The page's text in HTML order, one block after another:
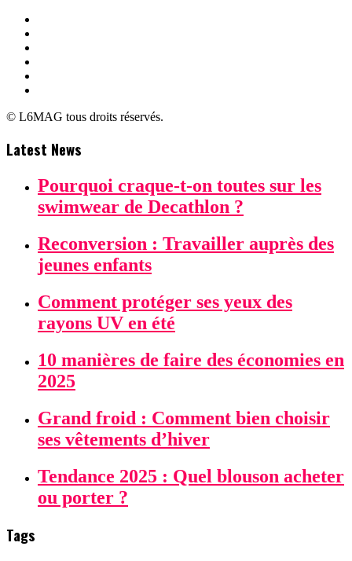
© L6MAG tous droits réservés.
Latest News
Pourquoi craque-t-on toutes sur les
swimwear de Decathlon ?
Reconversion : Travailler auprès des
jeunes enfants
Comment protéger ses yeux des
rayons UV en été
10 manières de faire des économies en
2025
Grand froid : Comment bien choisir
ses vêtements d’hiver
Tendance 2025 : Quel blouson acheter
ou porter ?
Tags